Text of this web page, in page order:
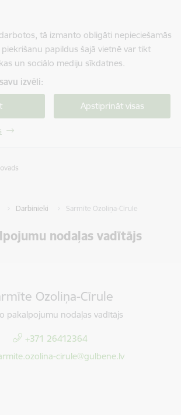
tā izmanto obligāti nepieciešamās
papildus šajā vietnē var tikt
un sociālo mediju sīkdatnes.
izvēli:
Apstiprināt visas
Darbinieki Sarmīte Ozoliņa-Cīrule
nodaļas vadītājs
Ozoliņa-Cīrule
pakalpojumu nodaļas vadītājs
+371 26412364
pasts: cirule@gulbene.lv